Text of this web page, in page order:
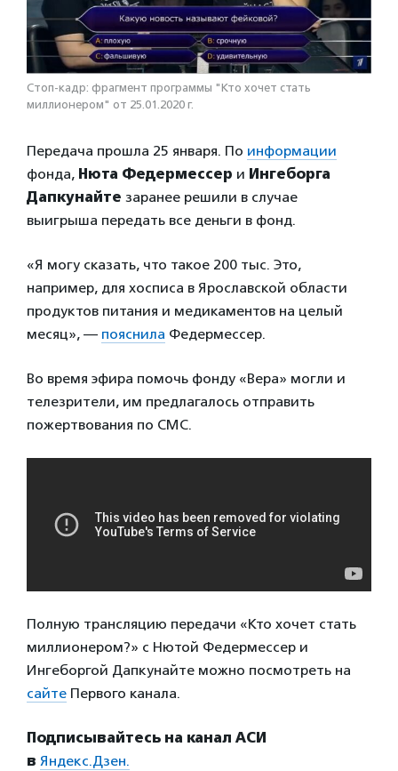
Стоп-кадр: фрагмент программы "Кто хочет стать
миллионером" от 25.01.2020 г.
Передача прошла 25 января. По информации
фонда, Нюта Федермессер и Ингеборга
Дапкунайте заранее решили в случае
выигрыша передать все деньги в фонд.
«Я могу сказать, что такое 200 тыс. Это,
например, для хосписа в Ярославской области
продуктов питания и медикаментов на целый
месяц», — пояснила Федермессер.
Во время эфира помочь фонду «Вера» могли и
телезрители, им предлагалось отправить
пожертвования по СМС.
Полную трансляцию передачи «Кто хочет стать
миллионером?» с Нютой Федермессер и
Ингеборгой Дапкунайте можно посмотреть на
сайте Первого канала.
Подписывайтесь на канал АСИ
в Яндекс.Дзен.